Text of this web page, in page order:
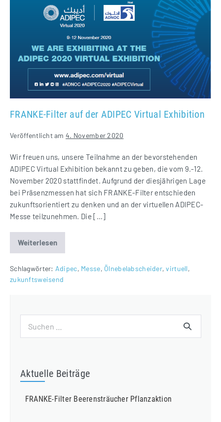
ADIPEC
Virtual
Exhibition
FRANKE-Filter auf der ADIPEC Virtual Exhibition
Veröffentlicht am 4. November 2020
Wir freuen uns, unsere Teilnahme an der bevorstehenden
ADIPEC Virtual Exhibition bekannt zu geben, die vom 9.-12.
November 2020 stattfindet. Aufgrund der diesjährigen Lage
bei Präsenzmessen hat sich FRANKE-Filter entschieden
zukunftsorientiert zu denken und an der virtuellen ADIPEC-
Messe teilzunehmen. Die […]
Weiterlesen
FRANKE-
Filter
der
ADIPEC
Virtual
Schlagwörter: Adipec, Messe, Ölnebelabscheider,virtuell,
zukunftsweisend
nach:
Aktuelle Beiträge
FRANKE-Filter Beerensträucher Pflanzaktion